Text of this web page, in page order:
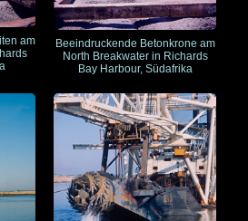
am
Beeindruckende Betonkrone am
North Breakwater in Richards
Bay Harbour, Südafrika